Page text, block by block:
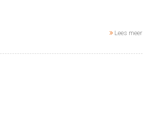
Lees meer